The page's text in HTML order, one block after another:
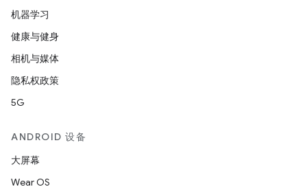
机器学习
健康与健身
相机与媒体
隐私权政策
5G
ANDROID 设备
大屏幕
Wear OS